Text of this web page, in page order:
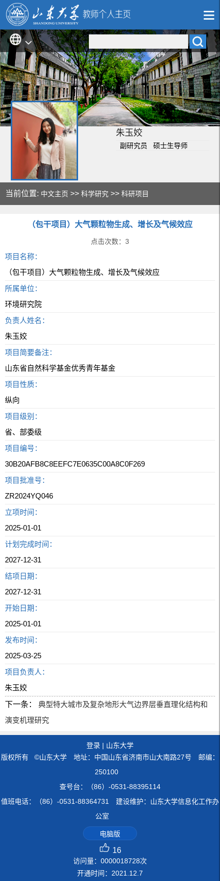
朱玉姣
副研究员 硕士生导师
当前位置: 中文主页 >>科学研究 >>科研项目
（包干项目）大气颗粒物生成、增长及气候效应
点击次数： 3
项目名称：
（包干项目）大气颗粒物生成、增长及气候效应
所属单位：
环境研究院
负责人姓名：
朱玉姣
项目简要备注：
山东省自然科学基金优秀青年基金
项目性质：
纵向
项目级别：
省、部委级
项目编号：
30B20AFB8C8EEFC7E0635C00A8C0F269
项目批准号：
ZR2024YQ046
立项时间：
2025-01-01
计划完成时间：
2027-12-31
结项日期：
2027-12-31
开始日期：
2025-01-01
发布时间：
2025-03-25
项目负责人：
朱玉姣
下一条：
典型特大城市及复杂地形大气边界层垂直理化结构和
演变机理研究
登录 | 山东大学
版权所有 ©山东大学 地址：中国山东省济南市山大南路27号 邮编：
250100
查号台：（86）-0531-88395114
值班电话：（86）-0531-88364731 建设维护：山东大学信息化工作办
公室
电脑版
16
访问量： 0000018728次
开通时间： 2021.12.7